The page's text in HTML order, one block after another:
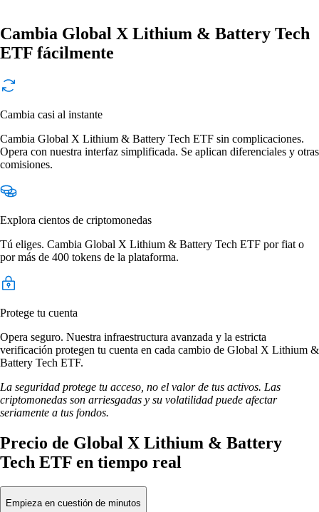
Cambia Global X Lithium & Battery Tech
ETF fácilmente
Cambia casi al instante
Cambia Global X Lithium & Battery Tech ETF sin complicaciones.
Opera con nuestra interfaz simplificada. Se aplican diferenciales y otras
comisiones.
Explora cientos de criptomonedas
Tú eliges. Cambia Global X Lithium & Battery Tech ETF por fiat o
por más de 400 tokens de la plataforma.
Protege tu cuenta
Opera seguro. Nuestra infraestructura avanzada y la estricta
verificación protegen tu cuenta en cada cambio de Global X Lithium &
Battery Tech ETF.
La seguridad protege tu acceso, no el valor de tus activos. Las
criptomonedas son arriesgadas y su volatilidad puede afectar
seriamente a tus fondos.
Precio de Global X Lithium & Battery
Tech ETF en tiempo real
Empieza en cuestión de minutos